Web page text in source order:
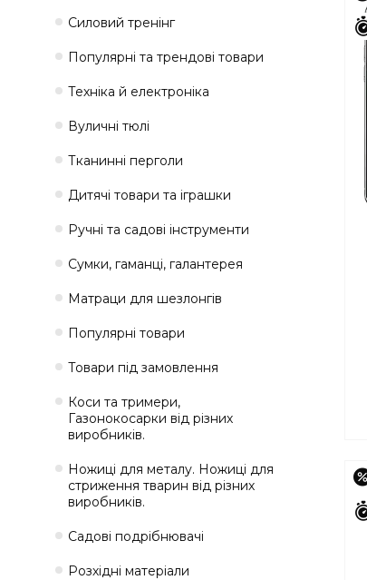
Силовий тренінг
Популярні та трендові товари
Техніка й електроніка
Вуличні тюлі
Тканинні перголи
Дитячі товари та іграшки
Ручні та садові інструменти
Сумки, гаманці, галантерея
Матраци для шезлонгів
Популярні товари
Товари під замовлення
Коси та тримери,
Газонокосарки від різних
виробників.
Ножиці для металу. Ножиці для
стриження тварин від різних
виробників.
Садові подрібнювачі
Розхідні матеріали